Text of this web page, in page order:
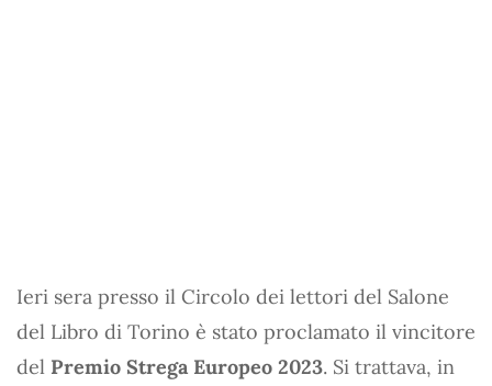
Ieri sera presso il Circolo dei lettori del Salone
del Libro di Torino è stato proclamato il vincitore
del Premio Strega Europeo 2023. Si trattava, in